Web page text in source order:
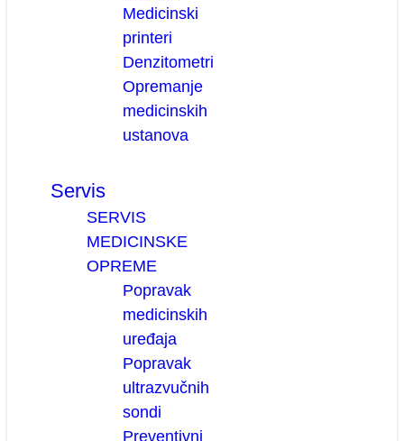
Medicinski
printeri
Denzitometri
Opremanje
medicinskih
ustanova
Servis
SERVIS
MEDICINSKE
OPREME
Popravak
medicinskih
uređaja
Popravak
ultrazvučnih
sondi
Preventivni